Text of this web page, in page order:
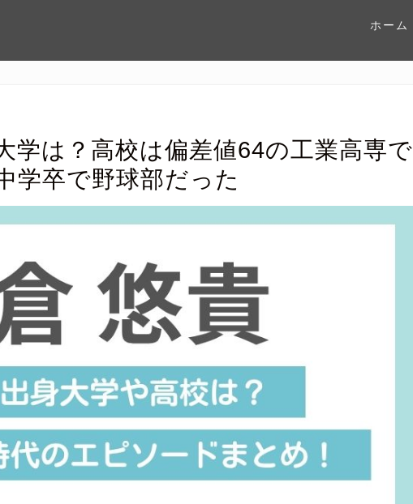
ホーム
学は？高校は偏差値64の工業高専で
学卒で野球部だった